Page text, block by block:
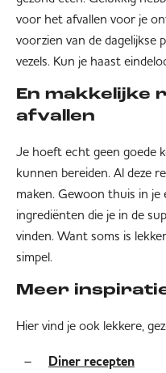
voor het afvallen voor je
voorzien van de dagelijkse
vezels. Kun je haast
En makkelijke
afvallen
Je hoeft echt geen goede
kunnen bereiden. Al deze
maken. Gewoon thuis in je
ingrediënten die je in de
vinden. Want soms is
simpel.
Meer
Hier vind je ook lekkere,
Diner recepten